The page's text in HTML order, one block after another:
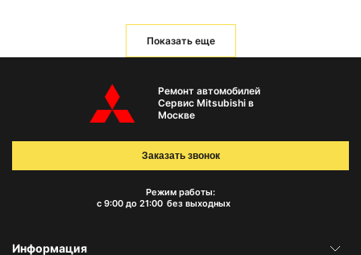
Показать еще
Ремонт автомобилей
Сервис Mitsubishi в
Москве
Режим работы:
с 9:00 до 21:00 без выходных
Заказать звонок
Информация